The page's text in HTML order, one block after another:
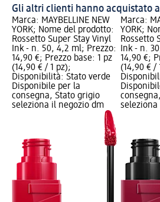
Gli altri clienti hanno acquistato
Marca: MAYBELLINE NEW
YORK; Nome del prodotto:
Rossetto Super Stay Vinyl
Ink - n. 50, 4,2 ml; Prezzo:
14,90 €; Prezzo base: 1 pz
(14,90 € / 1 pz);
Disponibilità: Stato verde
Disponibile per la
consegna, Stato grigio
seleziona il negozio dm
Marca:
YORK;
Rossetto
Ink - n.
14,90 €;
(14,90 € /